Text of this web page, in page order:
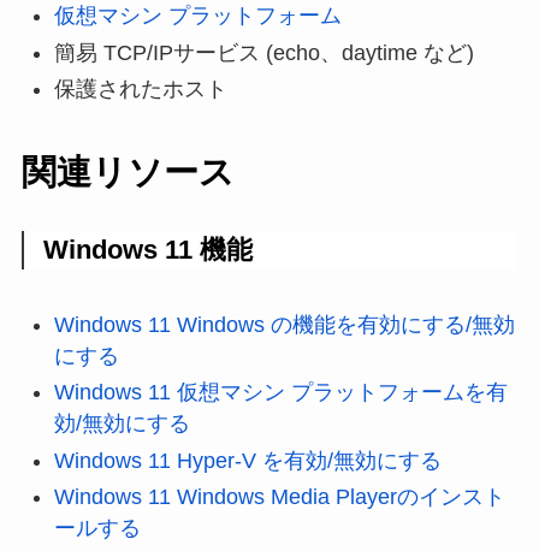
仮想マシン プラットフォーム
簡易 TCP/IPサービス (echo、daytime など)
保護されたホスト
関連リソース
Windows 11 機能
Windows 11 Windows の機能を有効にする/無効
にする
Windows 11 仮想マシン プラットフォームを有
効/無効にする
Windows 11 Hyper-V を有効/無効にする
Windows 11 Windows Media Playerのインスト
ールする